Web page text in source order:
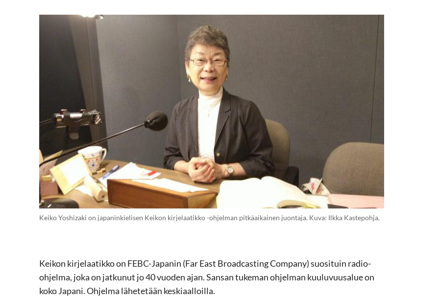
Keiko Yoshizaki on japaninkielisen Keikon kirjelaatikko -ohjelman pitkäaikainen juontaja. Kuva: Ilkka Kastepohja.
Keikon kirjelaatikko on FEBC-Japanin (Far East Broadcasting Company) suosituin radio-
ohjelma, joka on jatkunut jo 40 vuoden ajan. Sansan tukeman ohjelman kuuluvuusalue on
koko Japani. Ohjelma lähetetään keskiaalloilla.